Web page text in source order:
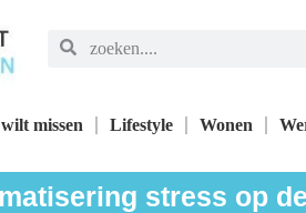
missen Lifestyle Wonen
stress op